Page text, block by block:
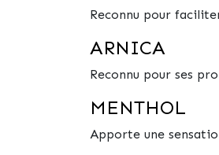
Reconnu pour
AR­NICA
Reconnu pour ses
MEN­THOL
Apporte une